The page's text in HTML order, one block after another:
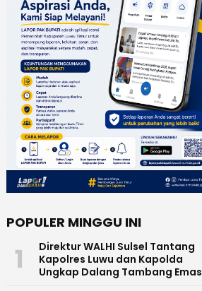
POPULER MINGGU INI
1
Direktur WALHI Sulsel Tantang
Kapolres Luwu dan Kapolda
Ungkap Dalang Tambang Emas